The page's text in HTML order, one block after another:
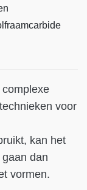
voor
kan het
dan
vormen.